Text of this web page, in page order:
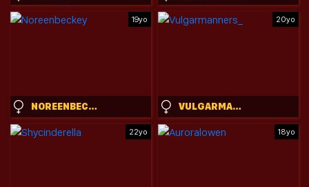
19yo
NOREENBECKEY
20yo
VULGARMANNERS_
22yo 18yo